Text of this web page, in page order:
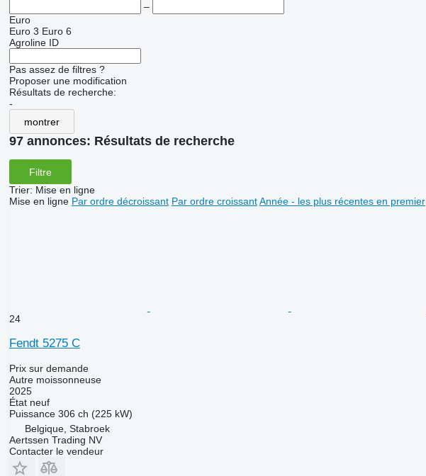
–
Euro
Euro 3 Euro 6
Agroline ID
Pas assez de filtres ?
Proposer une modification
Résultats de recherche:
-
montrer
97 annonces: Résultats de recherche
Filtre
Trier: Mise en ligne
Mise en ligne Par ordre décroissant Par ordre croissant Année - les plus récentes en premier
24
Fendt 5275 C
Prix sur demande
Autre moissonneuse
2025
Étatneuf
Puissance 306 ch (225 kW)
Belgique, Stabroek
Aertssen Trading NV
Contacter le vendeur